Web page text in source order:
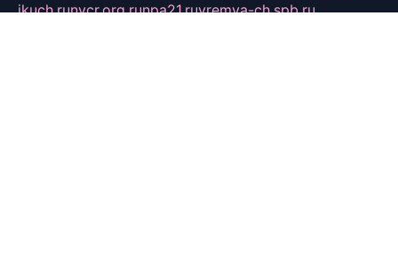
ikuch.runycr.org.runpa21.ruvremya-ch.spb.ru